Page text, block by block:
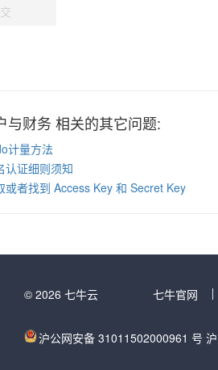
与财务 相关的其它问题:
计量方法
认证细则须知
或者找到 Access Key 和 Secret Key
© 2026 七牛云 七牛官网
沪公网安备 31011502000961 号